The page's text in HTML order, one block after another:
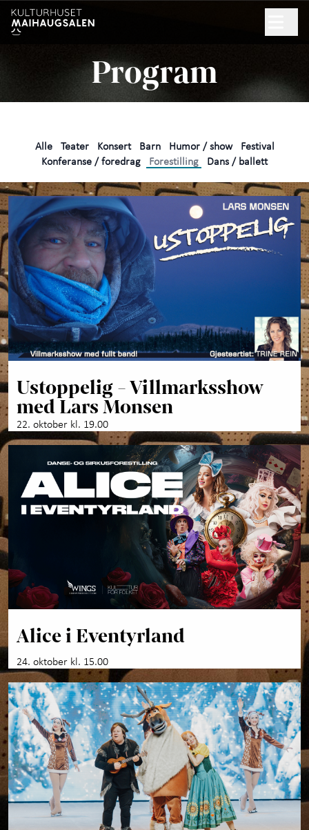
Hopp til hovedinnhold
Søk
NYHETSBREV
Program
Praktisk informasjon +
Arrangør +
Program
Alle Teater Konsert Barn Humor / show
Festival
Konferanse / foredrag
Forestilling Dans / ballett
Ustoppelig - Villmarksshow
med Lars Monsen
22. oktober kl. 19.00
Alice i Eventyrland
24. oktober kl. 15.00